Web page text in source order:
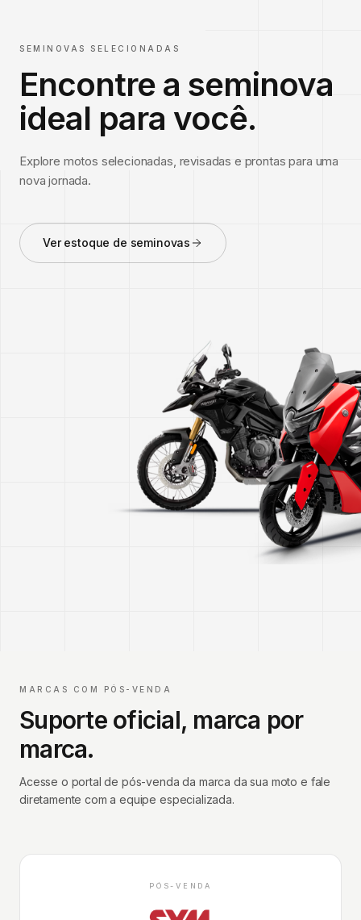
SEMINOVAS SELECIONADAS
Encontre a seminova
ideal para você.
Explore motos selecionadas, revisadas e prontas para uma
nova jornada.
Ver estoque de seminovas
MARCAS COM PÓS-VENDA
Suporte oficial, marca por
marca.
Acesse o portal de pós-venda da marca da sua moto e fale
diretamente com a equipe especializada.
PÓS-VENDA